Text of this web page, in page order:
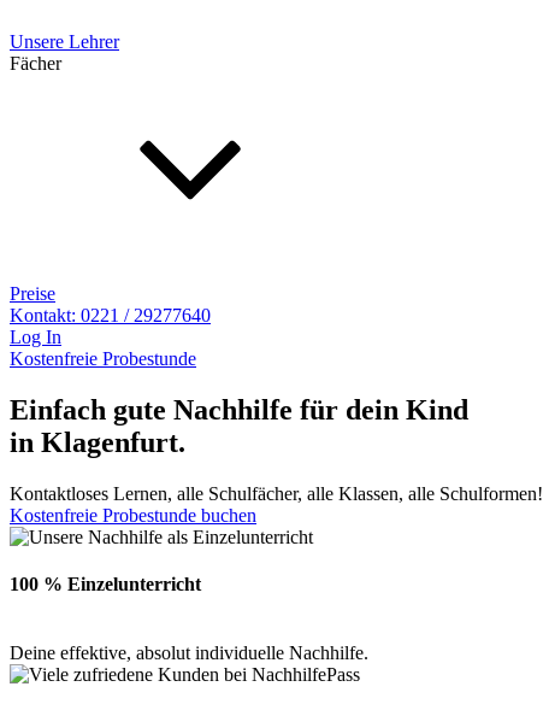
Unsere Lehrer
Fächer
Preise
Kontakt: 0221 / 29277640
Log In
Kostenfreie Probestunde
Einfach gute Nachhilfe für dein Kind
in Klagenfurt.
Kontaktloses Lernen, alle Schulfächer, alle Klassen, alle Schulformen!
Kostenfreie Probestunde buchen
100 % Einzelunterricht
Deine effektive, absolut individuelle Nachhilfe.